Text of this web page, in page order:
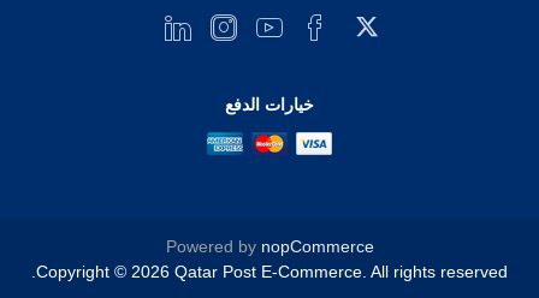
خيارات الدفع
Powered by nopCommerce
Copyright © 2026 Qatar Post E-Commerce. All rights reserved.